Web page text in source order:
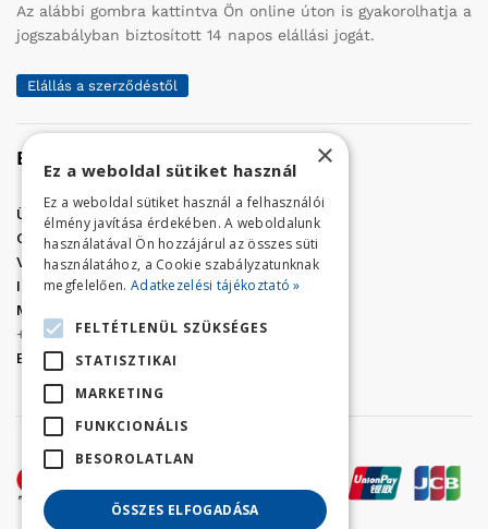
Az alábbi gombra kattintva Ön online úton is gyakorolhatja a
jogszabályban biztosított 14 napos elállási jogát.
Elállás a szerződéstől
Elérhetőség
Üzletünk címe:
Szolnok, Vércse út 17.
Golf Center Áruház:06 (56) 423-324
VÁR-Kert Áruház: 06 (56) 429-771
Iroda:06 (56) 421-857
Megrendelés, termék információ:
+36 (70) 938-3356
E-mail:
golfaruhaz@gmail.com
×
Ez a weboldal sütiket használ
Ez a weboldal sütiket használ a felhasználói
élmény javítása érdekében. A weboldalunk
használatával Ön hozzájárul az összes süti
használatához, a Cookie szabályzatunknak
megfelelően. Adatkezelési tájékoztató »
FELTÉTLENÜL SZÜKSÉGES
STATISZTIKAI
MARKETING
FUNKCIONÁLIS
BESOROLATLAN
ÖSSZES ELFOGADÁSA